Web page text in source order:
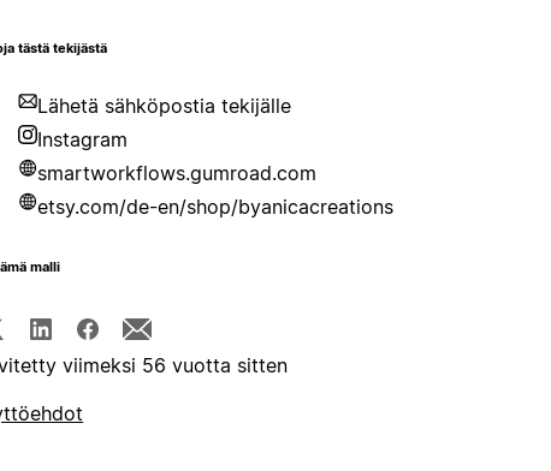
tästä tekijästä
Lähetä sähköpostia tekijälle
Instagram
smartworkflows.gumroad.com
etsy.com/de-en/shop/byanicacreations
malli
viimeksi 56 vuotta sitten